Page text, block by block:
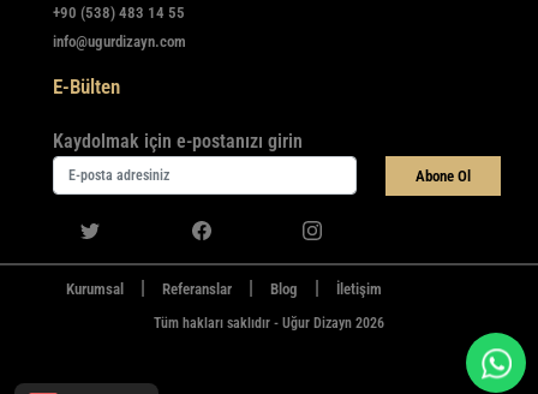
+90 (538) 483 14 55
info@ugurdizayn.com
E-Bülten
Kaydolmak için e-postanızı girin
Abone Ol
Kurumsal Referanslar Blog İletişim
Tüm hakları saklıdır - Uğur Dizayn 2026